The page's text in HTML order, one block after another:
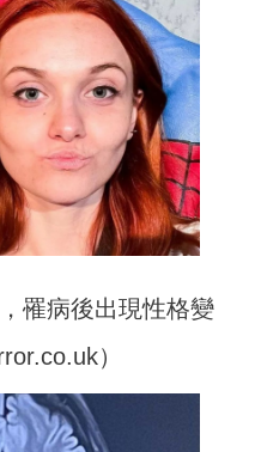
罹病後出現性格變
）